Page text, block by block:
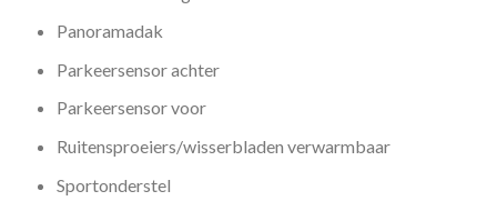
Panoramadak
Parkeersensor achter
Parkeersensor voor
Ruitensproeiers/wisserbladen verwarmbaar
Sportonderstel